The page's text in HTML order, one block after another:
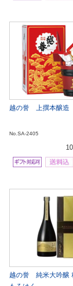
越の誉 上撰本醸
No.SA-2405
越の誉 純米大吟醸